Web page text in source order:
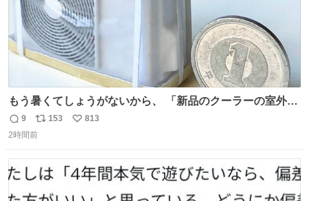
もう暑くてしょうがないから、 「新品のクーラーの室外機
のミニチュア」 でも見ていってよ
返
信
9
リ
ポ
ト
数
153
い
数
813
2時間前